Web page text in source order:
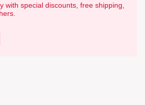
with special discounts, free shipping,